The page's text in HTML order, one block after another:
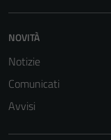
NOVITÀ
Notizie
Comunicati
Avvisi